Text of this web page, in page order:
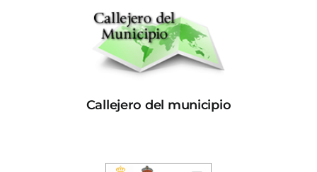
Callejero del municipio